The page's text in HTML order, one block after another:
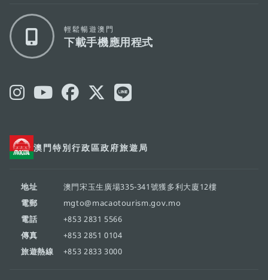
澳門特別行政區政府旅遊局
地址
澳門宋玉生廣場335-341號獲多利大廈12樓
電郵
mgto@macaotourism.gov.mo
電話
+853 2831 5566
傳真
+853 2851 0104
旅遊熱線
+853 2833 3000
輕鬆暢遊澳門
下載手機應用程式